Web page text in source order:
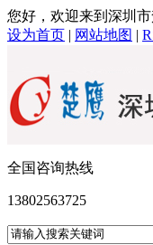
您好，欢迎来到深圳
设为首页 | 网站地图 |
全国咨询热线
13802563725